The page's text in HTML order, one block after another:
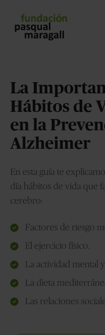
La
Hábitos de
en la
Alzheimer
En esta guía te
día hábitos de vida que
cerebro:
Factores de riesgo
El ejercicio físico.
La actividad mental
La dieta
Las relaciones